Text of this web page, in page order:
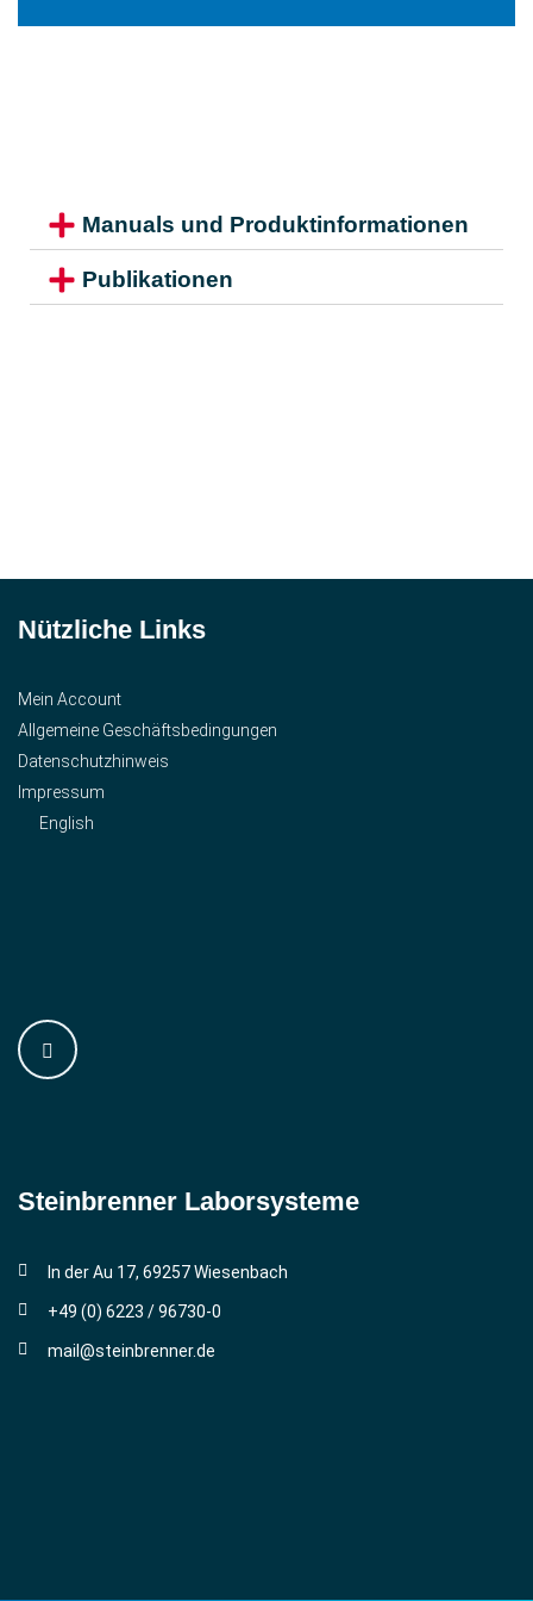
Manuals und Produktinformationen
Publikationen
Nützliche Links
Mein Account
Allgemeine Geschäftsbedingungen
Datenschutzhinweis
Impressum
English
Steinbrenner ­Laborsysteme
In der Au 17, 69257 Wiesenbach
+49 (0) 6223 / 96730-0
mail@steinbrenner.de